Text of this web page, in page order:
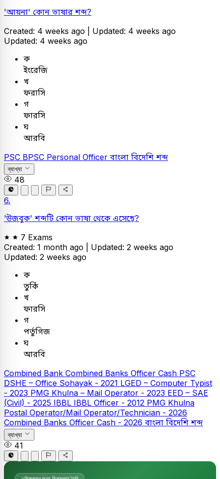
'আয়না' কোন ভাষার শব্দ?
Created: 4 weeks ago | Updated: 4 weeks ago
Updated: 4 weeks ago
ক
ইংরেজি
খ
ফরাসি
গ
ফারসি
ঘ
আরবি
PSC BPSC Personal Officer বাংলা বিদেশি শব্দ
ব্যাখ্যা
48
6.
'উজবুক' শব্দটি কোন ভাষা থেকে এসেছে?
7 Exams
Created: 1 month ago | Updated: 2 weeks ago
Updated: 2 weeks ago
ক
তুর্কি
খ
ফারসি
গ
পর্তুগিজ
ঘ
আরবি
Combined Bank Combined Banks Officer Cash PSC
DSHE – Office Sohayak - 2021 LGED – Computer Typist
- 2023 PMG Khulna – Mail Operator - 2023 EED – SAE
(Civil) - 2025 IBBL IBBL Officer - 2012 PMG Khulna
Postal Operator/Mail Operator/Technician - 2026
Combined Banks Officer Cash - 2026 বাংলা বিদেশি শব্দ
ব্যাখ্যা
41